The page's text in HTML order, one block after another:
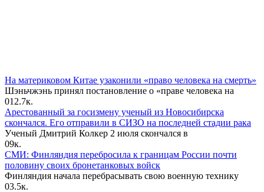
На материковом Китае узаконили «право человека на смерть»
Шэньчжэнь принял постановление о «праве человека на
012.7к.
Арестованный за госизмену ученый из Новосибирска
скончался. Его отправили в СИЗО на последней стадии рака
Ученый Дмитрий Колкер 2 июля скончался в
09к.
СМИ: Финляндия перебросила к границам России почти
половину своих бронетанковых войск
Финляндия начала перебрасывать свою военную технику
03.5к.